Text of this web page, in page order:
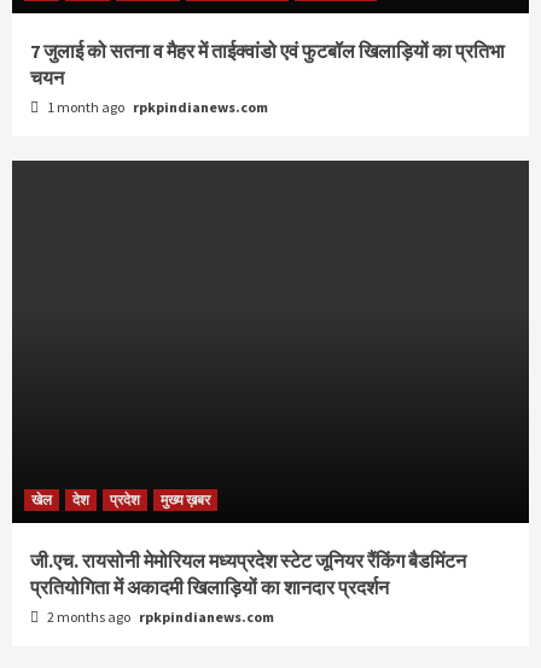
7 जुलाई को सतना व मैहर में ताईक्वांडो एवं फुटबॉल खिलाड़ियों का प्रतिभा
चयन
1 month ago rpkpindianews.com
खेल देश प्रदेश मुख्य ख़बर
जी.एच. रायसोनी मेमोरियल मध्यप्रदेश स्टेट जूनियर रैंकिंग बैडमिंटन
प्रतियोगिता में अकादमी खिलाड़ियों का शानदार प्रदर्शन
2 months ago rpkpindianews.com